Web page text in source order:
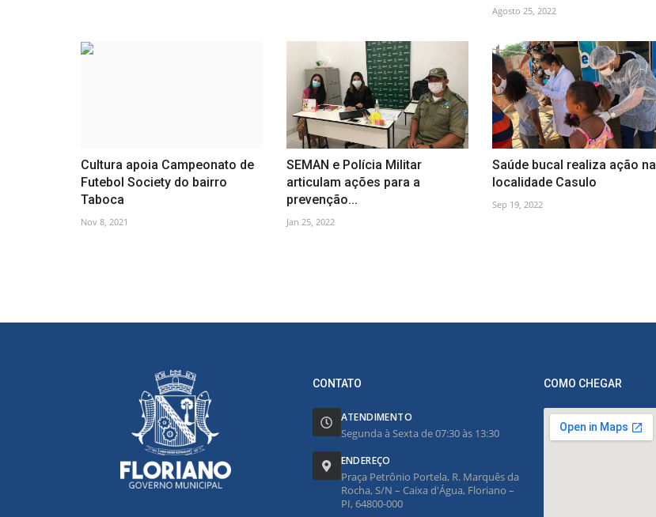
Agosto 25, 2022
Cultura apoia Campeonato de
Futebol Society do bairro
Taboca
Nov 8, 2021
SEMAN e Polícia Militar
articulam ações para a
prevenção...
Jan 25, 2022
Saúde bucal realiza ação na
localidade Casulo
Sep 19, 2022
CONTATO
ATENDIMENTO
Segunda à Sexta de 07:30 às 13:30
ENDEREÇO
Praça Petrônio Portela, R. Marquês da
Rocha, S/N – Caixa d'Água, Floriano –
PI, 64800-000
COMO CHEGAR